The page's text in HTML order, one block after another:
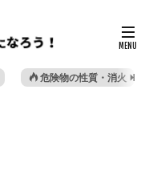
危険物の性質・消火